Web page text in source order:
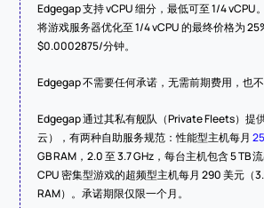
Edgegap 支持 vCPU 细分，最低可至 1/4 vCPU
将游戏服务器优化至 1/4 vCPU 的最终价格为
$0.0002875/分钟。
Edgegap 不需要任何承诺，无需前期费用，也不
Edgegap 通过其私有舰队（Private Fleets）提
云），有两种自助服务规范：性能型主机每月
GB RAM，2.0 至 3.7 GHz，每台主机包含 5 TB
CPU 密集型游戏的超频型主机每月 290 美元（
RAM）。承诺期限仅限一个月。